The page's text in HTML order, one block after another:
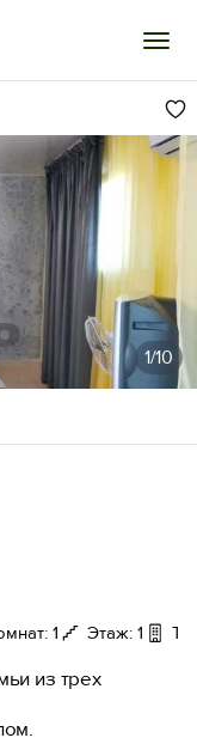
1/10
1 Этаж: 1
из трех